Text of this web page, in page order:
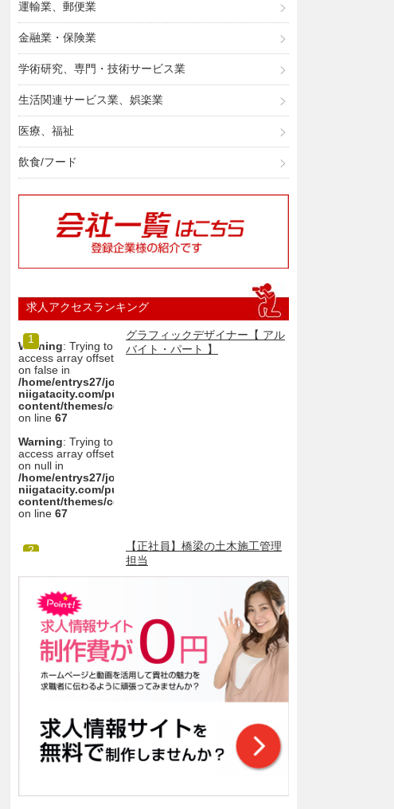
運輸業、郵便業
金融業・保険業
学術研究、専門・技術サービス業
生活関連サービス業、娯楽業
医療、福祉
飲食/フード
求人アクセスランキング
1
Warning: Trying to
access array offset
on false in
/home/entrys27/joboffermovie-
niigatacity.com/public_html/wp/wp-
content/themes/cobra_2.1rwd/sidebar.php
on line 67
Warning: Trying to
access array offset
on null in
/home/entrys27/joboffermovie-
niigatacity.com/public_html/wp/wp-
content/themes/cobra_2.1rwd/sidebar.php
on line 67
グラフィックデザイナー【 アル
バイト・パート 】
2
【正社員】橋梁の土木施工管理
担当